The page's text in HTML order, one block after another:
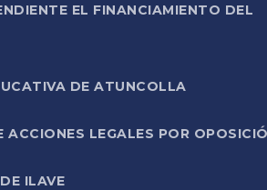
EL FINANCIAMIENTO DEL
DE ATUNCOLLA
LEGALES POR
ILAVE